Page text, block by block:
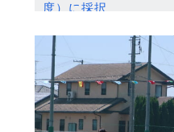
度）に採択